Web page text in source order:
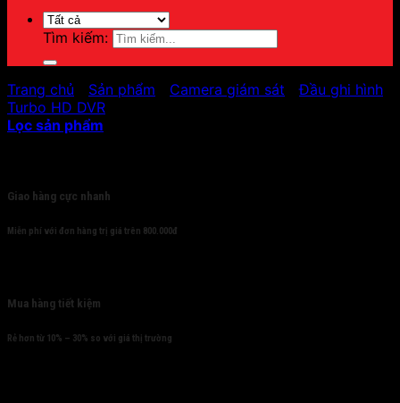
Tìm kiếm:
Trang chủ Sản phẩm Camera giám sát Đầu ghi hình
Turbo HD DVR
Lọc sản phẩm
Giao hàng cực nhanh
Miễn phí với đơn hàng trị giá trên 800.000đ
Mua hàng tiết kiệm
Rẻ hơn từ 10% – 30% so với giá thị trường